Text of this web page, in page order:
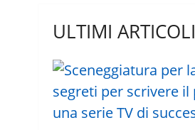
ULTIMI ARTICOLI